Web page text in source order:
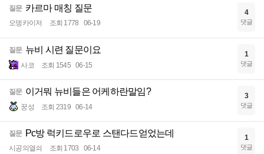
질문 카르마 매칭 질문
오뎅카이저 조회 1778 06-19
4
댓글
질문 뉴비 시련 질문이요
사코 조회 1545 06-15
1
댓글
질문 이거뭐 뉴비들은 어케하란말임?
꿍성 조회 2319 06-14
3
댓글
질문 Pc방 럭키드로우로 스탠다드얻었는데
시공의열쇠 조회 1703 06-14
1
댓글